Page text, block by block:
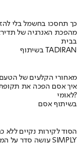
כך תחסכו בחשמל בלי
מהפכת האנרגיה של
בבית
בשיתוף TADIRAN
מאחורי הקלעים של
לאומי?
בשיתוף אסם
הסוד לקירות נקיים ללא
מומחה BG BOND עושה סדר על המדפים ומציג את מותג הצבע SIMPLY